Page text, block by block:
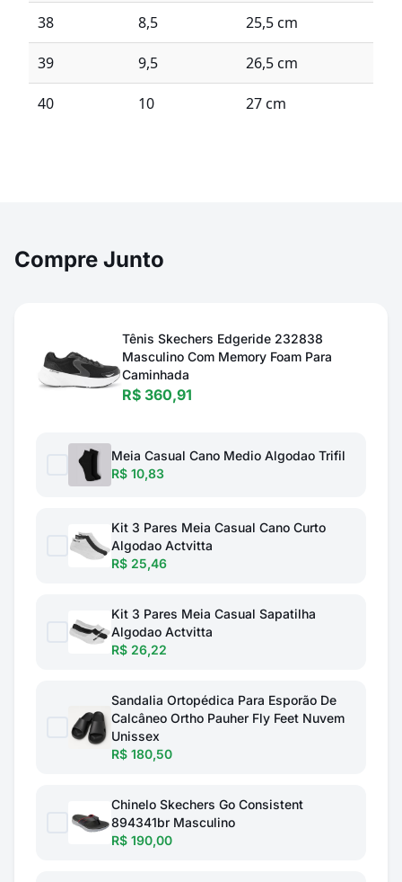
38 8,5 25,5 cm
39 9,5 26,5 cm
40 10 27 cm
Compre Junto
Tênis Skechers Edgeride 232838
Masculino Com Memory Foam Para
Caminhada
R$ 360,91
Meia Casual Cano Medio Algodao Trifil
R$ 10,83
Kit 3 Pares Meia Casual Cano Curto
Algodao Actvitta
R$ 25,46
Kit 3 Pares Meia Casual Sapatilha
Algodao Actvitta
R$ 26,22
Sandalia Ortopédica Para Esporão De
Calcâneo Ortho Pauher Fly Feet Nuvem
Unissex
R$ 180,50
Chinelo Skechers Go Consistent
894341br Masculino
R$ 190,00